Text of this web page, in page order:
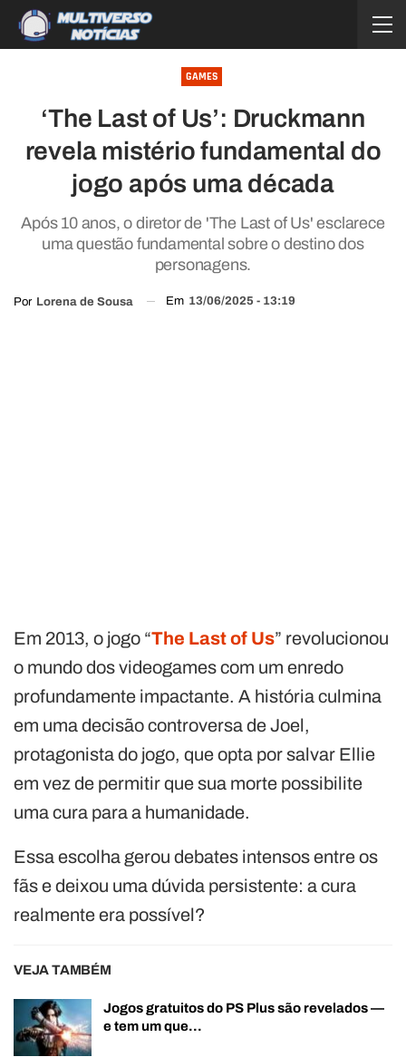
GAMES
‘The Last of Us’: Druckmann
revela mistério fundamental do
jogo após uma década
Após 10 anos, o diretor de 'The Last of Us' esclarece
uma questão fundamental sobre o destino dos
personagens.
Por Lorena de Sousa Em 13/06/2025 - 13:19
Em 2013, o jogo “The Last of Us” revolucionou
o mundo dos videogames com um enredo
profundamente impactante. A história culmina
em uma decisão controversa de Joel,
protagonista do jogo, que opta por salvar Ellie
em vez de permitir que sua morte possibilite
uma cura para a humanidade.
Essa escolha gerou debates intensos entre os
fãs e deixou uma dúvida persistente: a cura
realmente era possível?
VEJA TAMBÉM
Jogos gratuitos do PS Plus são revelados —
e tem um que…